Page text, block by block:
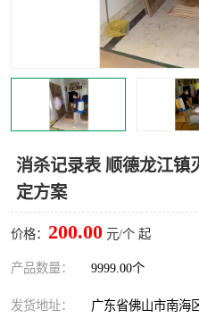
消杀记录表 顺德龙江镇
定方案
价格： 200.00 元/个 起
产品数量： 9999.00个
发货地址： 广东省佛山市南海
害虫防治